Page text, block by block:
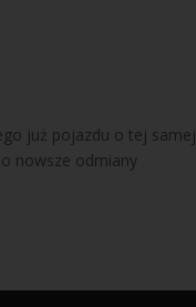
już pojazdu o tej samej
nowsze odmiany